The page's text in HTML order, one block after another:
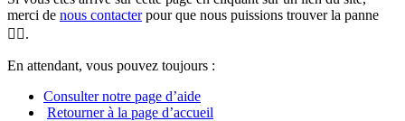
merci de nous contacterpour que nous puissions trouver la panne
🕵️‍♀️.
En attendant, vous pouvez toujours :
Consulter notre page d’aide
Retourner à la page d’accueil